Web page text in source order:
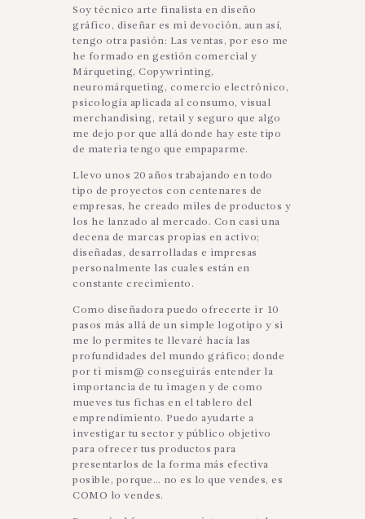
Soy técnico arte finalista en diseño
gráfico, diseñar es mi devoción, aun así,
tengo otra pasión: Las ventas, por eso me
he formado en gestión comercial y
Márqueting, Copywrinting,
neuromárqueting, comercio electrónico,
psicología aplicada al consumo, visual
merchandising, retail y seguro que algo
me dejo por que allá donde hay este tipo
de materia tengo que empaparme.
Llevo unos 20 años trabajando en todo
tipo de proyectos con centenares de
empresas, he creado miles de productos y
los he lanzado al mercado. Con casi una
decena de marcas propias en activo;
diseñadas, desarrolladas e impresas
personalmente las cuales están en
constante crecimiento.
Como diseñadora puedo ofrecerte ir 10
pasos más allá de un simple logotipo y si
me lo permites te llevaré hacía las
profundidades del mundo gráfico; donde
por ti mism@ conseguirás entender la
importancia de tu imagen y de como
mueves tus fichas en el tablero del
emprendimiento. Puedo ayudarte a
investigar tu sector y público objetivo
para ofrecer tus productos para
presentarlos de la forma más efectiva
posible, porque… no es lo que vendes, es
COMO lo vendes.